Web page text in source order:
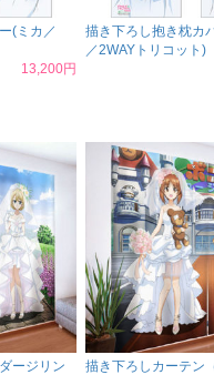
(ミカ／
13,200円
描き下ろし抱き枕カ
／2WAYトリコット)
ージリン
描き下ろしカーテン